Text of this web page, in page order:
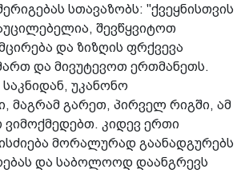
სთავაზობს: "ქვეყნისთვის
შევწყვიტოთ
და ზიზღის ფრქვევა
და მივუტევოთ ერთმანეთს.
საკნიდან, უკანონო
მაგრამ გარეთ, პირველ რიგში, ამ
ვიმოქმედებთ. კიდევ ერთი
მორალურად გაანადგურებს
და საბოლოოდ დაანგრევს